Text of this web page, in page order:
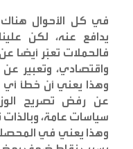
في كل الأحوال هناك
يدافع عنه، لكن
فالحملات تعبّر
واقتصادي، وتعبير عن
وهذا يعني أن خطأ أي
عن رفض تصريح
سياسات عامة،
وهذا يعني في المحصلة